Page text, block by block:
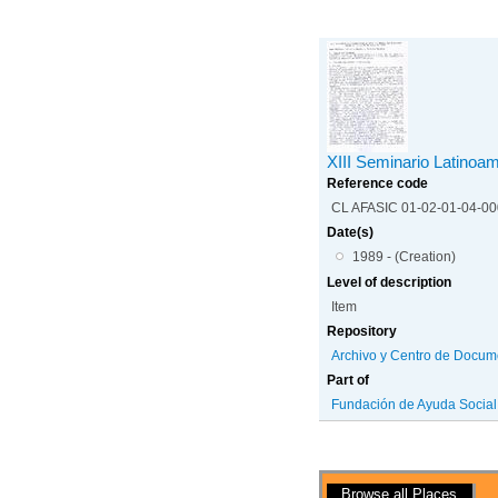
XIII Seminario
Reference code
CL AFASIC 01-02-01-04-
Date(s)
1989 - (Creation)
Level of description
Item
Repository
Archivo y Centro de
Part of
Fundación de Ayuda
Actions
Browse all Places